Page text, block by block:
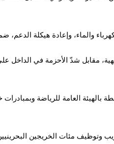
والماء، وإعادة هيكلة
مقابل شدّ الأحزمة في
العامة للرياضة
وتوظيف مئات الخريجين